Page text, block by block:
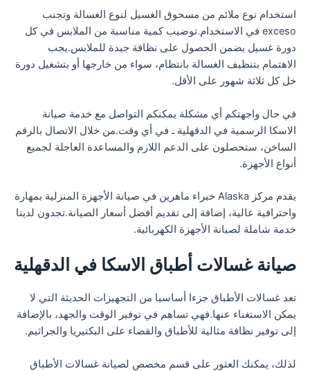
استخدام نوع ملائم من مسحوق الغسيل لنوع الغسالة وتجنب
exceso في الاستخدام.توضيب كمية مناسبة من الملابس في كل
دورة غسيل يضمن الحصول على نظافة جيدة للملابس.يجب
الاهتمام بتنظيف الغسالة بانتظام، سواء من خارجها أو بتشغيل دورة
خل كل ثلاثة شهور على الأقل.
في حال واجهتكم أي مشكلة يمكنكم التواصل مع خدمة صيانة
الاسكا الرسمية في الدقهلية ـ في أي وقت.من خلال الاتصال بالرقم
الساخن، ستحصلون على الدعم اللازم والمساعدة العاجلة لجميع
أنواع الأجهزة.
يقدم مركز Alaska خبراء ماهرين في صيانة الأجهزة المنزلية بمهارة
واحترافية عالية، إضافة إلى تقديم أفضل أسعار الصيانة.تجدون لدينا
خدمة شاملة لصيانة الأجهزة الكهربائية.
صيانة غسالات أطباق الاسكا في الدقهلية
تعد غسالات الأطباق جزءا أساسيا من التجهيزات الحديثة التي لا
يمكن الاستغناء عنها.فهي تساهم في توفير الوقت والجهد، بالإضافة
إلى توفير نظافة مثالية للأطباق والقضاء على البكتيريا والجراثيم.
لذلك، يمكنك العثور على قسم مخصص لصيانة غسالات الأطباق